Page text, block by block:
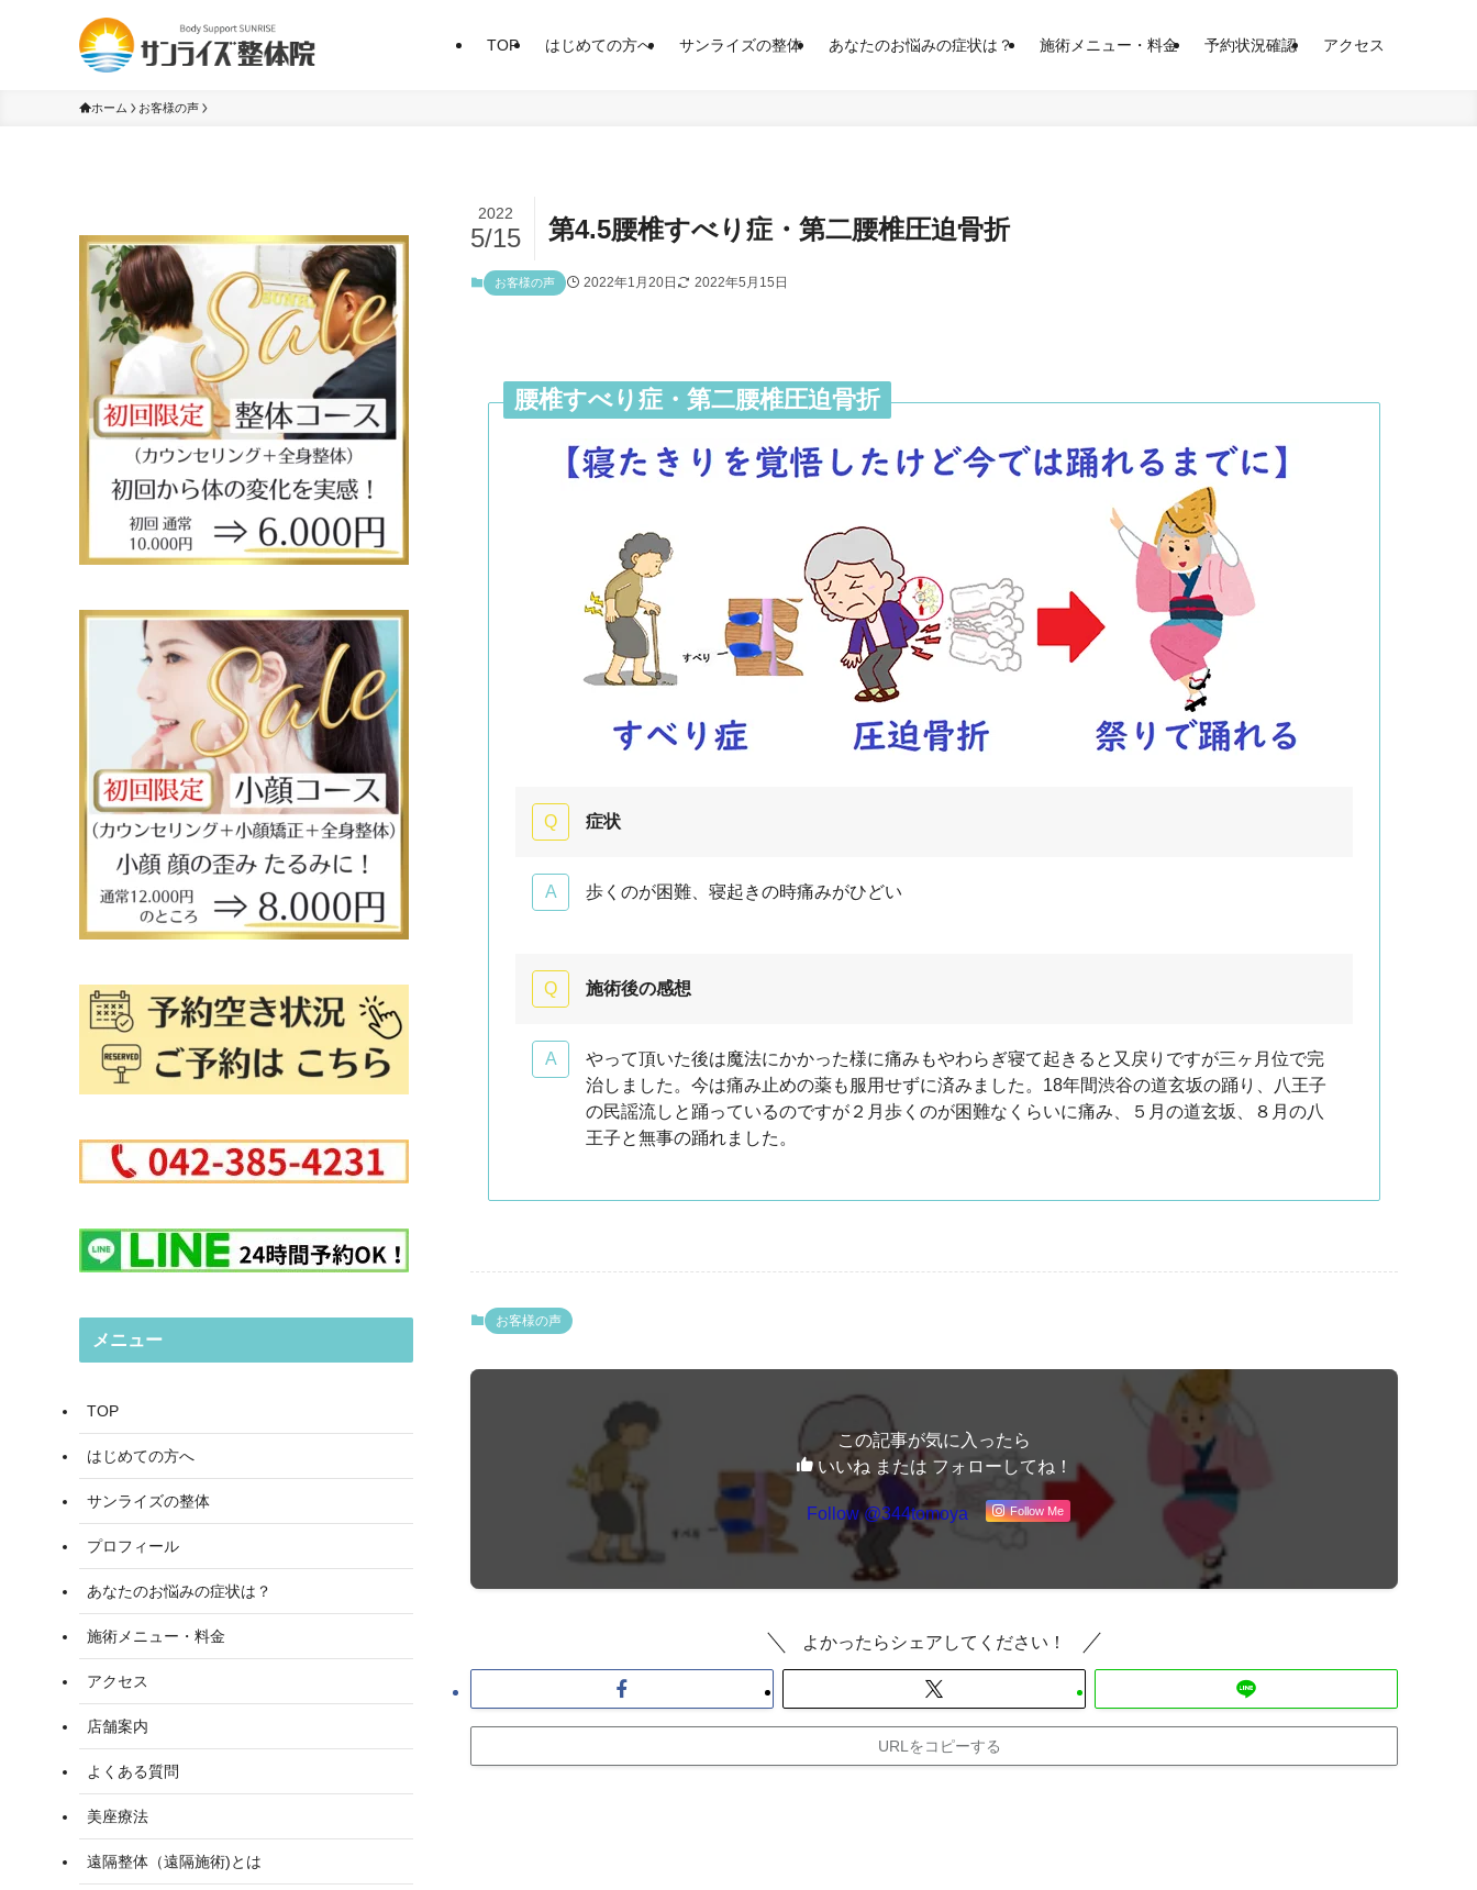
TOP はじめての方へ サンライズの整体 あなたのお悩みの症状は？ 施術メニュー・料金 予約状況確認 アクセス
ホーム お客様の声
第4.5腰椎すべり症・第二腰椎圧迫骨折
2022
5/15
お客様の声 2022年1月20日 2022年5月15日
腰椎すべり症・第二腰椎圧迫骨折
症状
歩くのが困難、寝起きの時痛みがひどい
施術後の感想
やって頂いた後は魔法にかかった様に痛みもやわらぎ寝て起きると又戻りですが三ヶ月位で完
治しました。今は痛み止めの薬も服用せずに済みました。18年間渋谷の道玄坂の踊り、八王子
の民謡流しと踊っているのですが２月歩くのが困難なくらいに痛み、５月の道玄坂、８月の八
王子と無事の踊れました。
お客様の声
この記事が気に入ったら
いいね または フォローしてね！
Follow @344tomoya Follow Me
よかったらシェアしてください！
URLをコピーする
メニュー
TOP
はじめての方へ
サンライズの整体
プロフィール
あなたのお悩みの症状は？
施術メニュー・料金
アクセス
店舗案内
よくある質問
美座療法
遠隔整体（遠隔施術)とは